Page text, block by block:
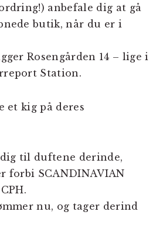
anbefale dig at gå
butik, når du er i
Rosengården 14 – lige i
Station.
et kig på deres
til duftene derinde,
forbi SCANDINAVIAN
nu, og tager derind